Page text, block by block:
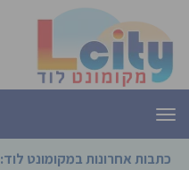
תפריט
כתבות אחרונות במקומונט לוד: